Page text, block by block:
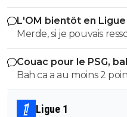
été vérifier. 55eme
au lieu de 75, quel
d'office, un avocat à 2
puisqu'au retour il y a
a joué 78 min à 10 Et
quand tu dois ne pas encaisser ou que tu
ça tu ne peux pas
pieds sur un terrain
L'OM bientôt en
Merde, si je pouvais
dernieres années ou je
insultes de ses
semence comme eux ...
Couac pour le PSG,
Bah ca a au moins 2
démeloniser les autres,
Ligue 1